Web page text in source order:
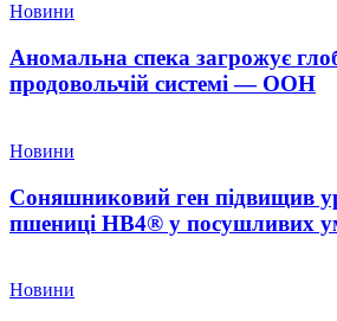
Новини
Аномальна спека загрожує
продовольчій системі — ООН
Новини
Соняшниковий ген підвищив
пшениці HB4® у посушливих
Новини